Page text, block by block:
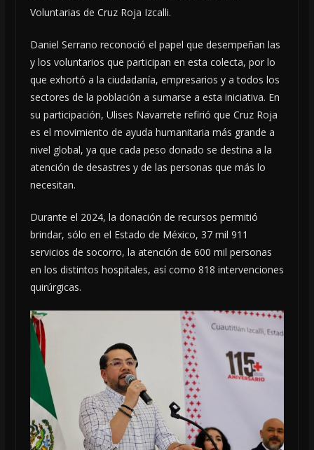
Voluntarias de Cruz Roja Izcalli.
Daniel Serrano reconoció el papel que desempeñan las
y los voluntarios que participan en esta colecta, por lo
que exhortó a la ciudadanía, empresarios y a todos los
sectores de la población a sumarse a esta iniciativa. En
su participación, Ulises Navarrete refirió que Cruz Roja
es el movimiento de ayuda humanitaria más grande a
nivel global, ya que cada peso donado se destina a la
atención de desastres y de las personas que más lo
necesitan.
Durante el 2024, la donación de recursos permitió
brindar, sólo en el Estado de México, 37 mil 911
servicios de socorro, la atención de 600 mil personas
en los distintos hospitales, así como 818 intervenciones
quirúrgicas.